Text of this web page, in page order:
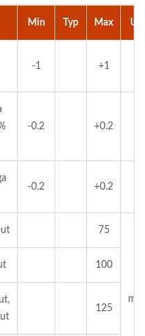
Min Typ Max
-1 +1
-0.2 +0.2
-0.2 +0.2
75
100
125